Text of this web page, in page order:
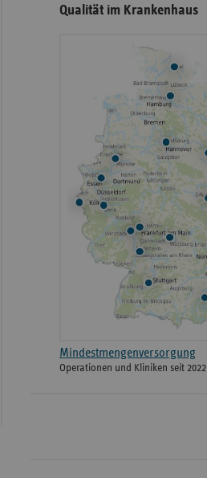
Qualität im Krankenhaus
Mindestmengenversorgung
Operationen und Kliniken seit 2022